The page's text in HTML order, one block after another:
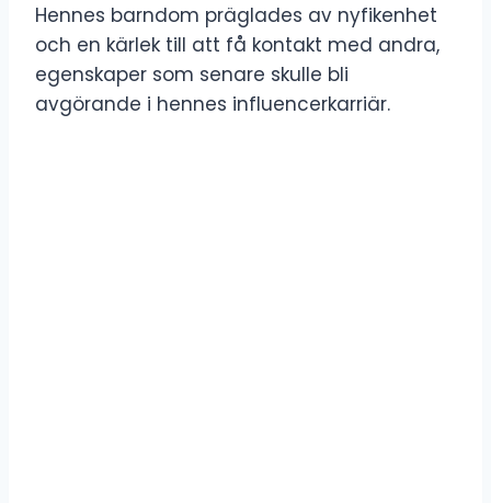
Hennes barndom präglades av nyfikenhet
och en kärlek till att få kontakt med andra,
egenskaper som senare skulle bli
avgörande i hennes influencerkarriär.